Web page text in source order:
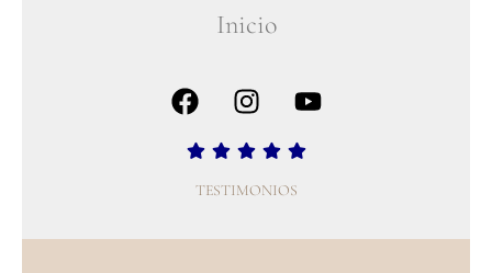
Inicio
TESTIMONIOS